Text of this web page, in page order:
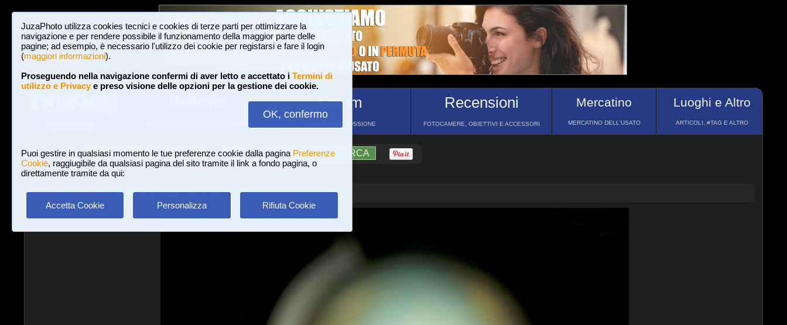
JuzaPhoto utilizza cookies tecnici e cookies di terze parti per ottimizzare la
navigazione e per rendere possibile il funzionamento della maggior parte delle
pagine; ad esempio, è necessario l'utilizzo dei cookie per registarsi e fare il login
(maggiori informazioni).
Proseguendo nella navigazione confermi di aver letto e accettato i Termini di
utilizzo e Privacye preso visione delle opzioni per la gestione dei cookie.
OK, confermo
Puoi gestire in qualsiasi momento le tue preferenze cookie dalla pagina Preferenze
Cookie, raggiugibile da qualsiasi pagina del sito tramite il link a fondo pagina, o
direttamente tramite da qui:
Accetta Cookie Personalizza Rifiuta Cookie
Forum
FORUM DI DISCUSSIONE
Recensioni
FOTOCAMERE, OBIETTIVI E ACCESSORI
Mercatino
MERCATINO DELL'USATO
Luoghi e Altro
ARTICOLI, #TAG E ALTRO
Login Iscriviti a JuzaPhoto! A A ?AIUTO RICERCA
Gallerie»Still Life» l'acqua è la materia della vita